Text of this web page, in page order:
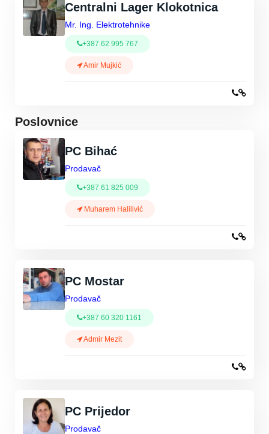
Centralni Lager Klokotnica
Mr. Ing. Elektrotehnike
+387 62 995 767
Amir Mujkić
Poslovnice
PC Bihać
Prodavač
+387 61 825 009
Muharem Halilivić
PC Mostar
Prodavač
+387 60 320 1161
Admir Mezit
PC Prijedor
Prodavač